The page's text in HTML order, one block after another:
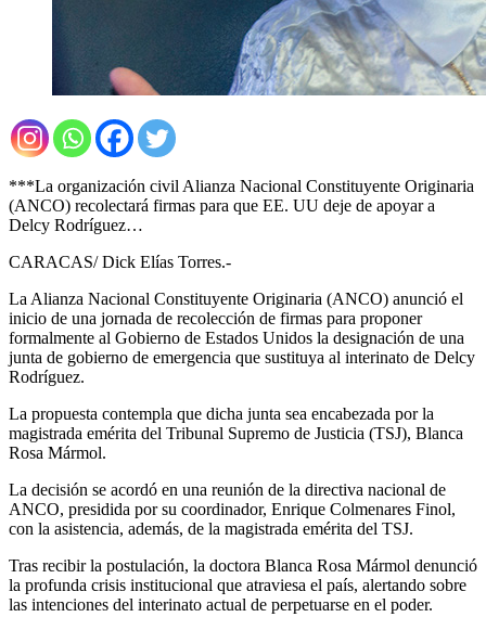
***La organización civil Alianza Nacional Constituyente Originaria
(ANCO) recolectará firmas para que EE. UU deje de apoyar a
Delcy Rodríguez…
CARACAS/ Dick Elías Torres.-
La Alianza Nacional Constituyente Originaria (ANCO) anunció el
inicio de una jornada de recolección de firmas para proponer
formalmente al Gobierno de Estados Unidos la designación de una
junta de gobierno de emergencia que sustituya al interinato de Delcy
Rodríguez.
La propuesta contempla que dicha junta sea encabezada por la
magistrada emérita del Tribunal Supremo de Justicia (TSJ), Blanca
Rosa Mármol.
La decisión se acordó en una reunión de la directiva nacional de
ANCO, presidida por su coordinador, Enrique Colmenares Finol,
con la asistencia, además, de la magistrada emérita del TSJ.
Tras recibir la postulación, la doctora Blanca Rosa Mármol denunció
la profunda crisis institucional que atraviesa el país, alertando sobre
las intenciones del interinato actual de perpetuarse en el poder.